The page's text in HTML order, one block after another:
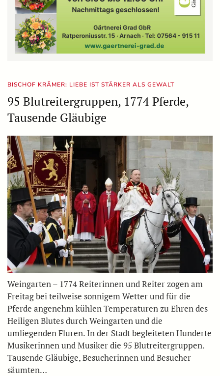
BISCHOF KRÄMER: LIEBE IST STÄRKER ALS GEWALT
95 Blutreitergruppen, 1774 Pferde,
Tausende Gläubige
Weingarten – 1774 Reiterinnen und Reiter zogen am
Freitag bei teilweise sonnigem Wetter und für die
Pferde angenehm kühlen Temperaturen zu Ehren des
Heiligen Blutes durch Weingarten und die
umliegenden Fluren. In der Stadt begleiteten Hunderte
Musikerinnen und Musiker die 95 Blutreitergruppen.
Tausende Gläubige, Besucherinnen und Besucher
säumten…